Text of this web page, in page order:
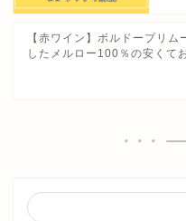
【赤ワイン】ボルドープリム
したメルロー100％の安くて